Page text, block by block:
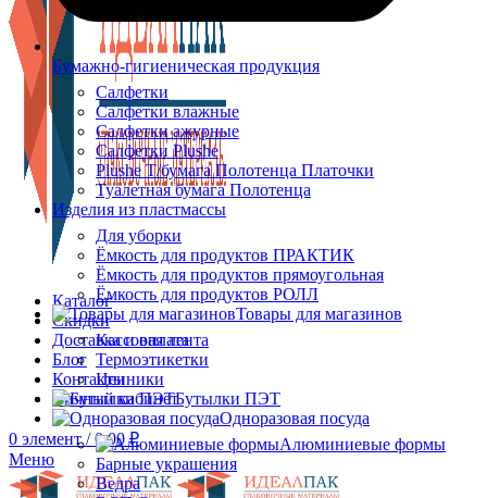
Каталог
Скидки
Доставка и оплата
Блог
Контакты
Личный кабинет
0 элемент / 0.00₽
Меню
Бумажно-гигиеническая продукция
Салфетки
Салфетки влажные
Салфетки ажурные
Салфетки Plushe
Plushe Т/бумага Полотенца Платочки
Туалетная бумага Полотенца
Изделия из пластмассы
Для уборки
Ёмкость для продуктов ПРАКТИК
Ёмкость для продуктов прямоугольная
Ёмкость для продуктов РОЛЛ
Товары для магазинов
Кассовая лента
Термоэтикетки
Ценники
Бутылки ПЭТ
Одноразовая посуда
Алюминиевые формы
Барные украшения
Ведра